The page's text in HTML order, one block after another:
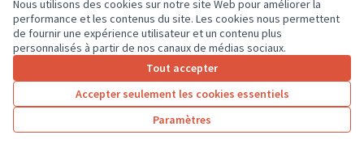
Nous utilisons des cookies sur notre site Web pour améliorer la
performance et les contenus du site. Les cookies nous permettent
de fournir une expérience utilisateur et un contenu plus
personnalisés à partir de nos canaux de médias sociaux.
Tout accepter
Accepter seulement les cookies essentiels
Paramètres
Création d'une passerelle
Pageard
0 4